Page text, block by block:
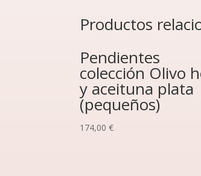
Productos
Pendientes
colección Olivo
y aceituna plata
(pequeños)
174,00 €